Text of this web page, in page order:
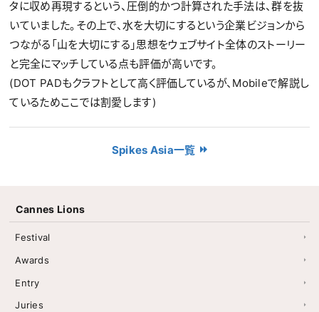
タに収め再現するという、圧倒的かつ計算された手法は、群を抜
いていました。その上で、水を大切にするという企業ビジョンから
つながる「山を大切にする」思想をウェブサイト全体のストーリー
と完全にマッチしている点も評価が高いです。
(DOT PADもクラフトとして高く評価しているが、Mobileで解説し
ているためここでは割愛します)
Spikes Asia一覧
Cannes Lions
Festival
Awards
Entry
Juries